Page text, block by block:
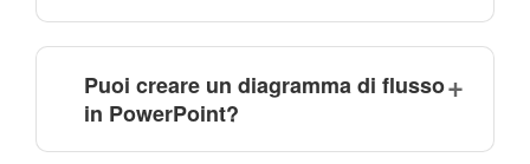
Puoi creare un diagramma di flusso
in PowerPoint?